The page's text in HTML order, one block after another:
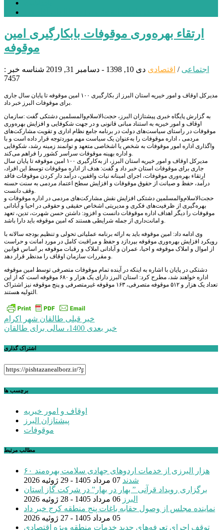
ارتقاء بهره‌وری موقوفات بابکارگیری امین
موقوفه
اجتماعی / اقتصادی دی 10, 1398 - دسامبر 31, 2019
شناسه خبر :
7457
مدیرکل اوقاف و امور خیریه استان البرز از بکارگیری ۱۰۰ امین موقوفه تا پایان سال جاری
برای موقوفات البرز خبر داد.
به گزارش پایگاه خبری پیشتازان البرز، حجت‌الاسلام‌والمسلمین دشتکی گفت :سازمان
اوقاف و امور خیریه به استناد مبانی قانونی و در جهت شکوفایی و افزایش بهره‌وری
موقوفات در راستای سیاست‌های دولت در برنامه جامع نظام اداری و تقویت مشارکت‌های
مردمی ، اداره موقوفات را به‌عنوان یک سیاست مهم موردتوجه قرار داده است و با
واگذاری اداره امور موقوفات به شخص یا اشخاصی متعهد و توانمند زمینه رشد، شکوفایی
و اداره بهینه موقوفات سراسر کشور را فراهم می‌کند.
مدیرکل اوقاف و امور خیریه استان البرز، از به‌کارگیری ۱۰۰ امین موقوفه تا پایان سال
جاری برای موقوفات استان خبر داد و گفت: هدف از اداره موقوفات توسط این افراد،
ارتقاء بهره‌وری موقوفات، اجرای امینانه نیات واقفین، درآمد دار کردن موقوفات فاقد
درآمد، حفظ و صیانت از حقوق موقوفات و افزایش سطح اعتماد مردمی به سنت حسنه
وقف دانست.
حجت‌الاسلام‌والمسلمین دشتکی افزایش نقش مشارکت‌های مردمی در اداره موقوفات و
بهره‌گیری از ظرفیت‌های فکری و مدیریتی اشخاص حقیقی و حقوقی در احیا و آبادانی
موقوفات را دیگر اهداف اداره موقوفات دانست و افزود: داشتن حسن شهرت، تدین، تعهد
و امانت‌داری از جمله شرایطی هستند که امین موقوفه باید دارا باشد.
وی ادامه داد: امین موقوفه باید به ارائه برنامه عملیاتی تحولی و تنظیم بودجه سالانه با
رویکرد افزایش بهره‌وری موقوفه بپردازد و حفظ و مراقبت کامل در مورد امانت و حراست
از اموال و املاک موقوفه و احیا، عمران و آبادانی املاک و رقبات موقوفه بر اساس قوانین
و مقررات سازمان اوقاف را مدنظر قرار دهد.
دشتکی در پایان با اشاره به اینکه در آینده تمام موقوفات متصرفی توسط امین موقوفه
اداره خواهند شد، مطرح کرد: استان البرز دارای یک هزار و ۶۸۰ موقوفه است که از این
تعداد یک هزار و ۵۱۲ موقوفه متصرفی، ۱۶۳ موقوفه غیرمتصرفی و پنج موقوفه نیز اشتراک
التولیه هستند.
راهبری
نوشته
خبر قبلی طالقان شهر اکرام
خبر بعدی 1400، سالی برای طالقان
اشتراک گذاری
برچسب ها
اوقاف و امور خیریه
پیشتازان البرز
موقوفات
مطالب مرتبط
۶۰ هزار البرزی از خدمات اردوهای جهادی سلامت بهره‌مند
شدند 07 مرداد 1405 - 29 ژوئیه 2026
برگزاری رویداد قرآنی ” بهار در بهار” در شرکت گاز استان
البرز 06 مرداد 1405 - 28 ژوئیه 2026
نماینده مجلس از وصول حقابه باغات پنج منطقه کرج خبر داد
05 مرداد 1405 - 27 ژوئیه 2026
توقف اجرای تعرفه‌های جدید خدمات منطقه ویژه اقتصادی